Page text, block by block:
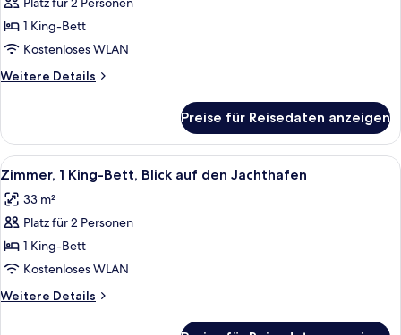
Bett,
Hafenblick
1 King-Bett
Kostenloses WLAN
Weitere Details
Weitere
1 King-
Bett,
Hafenblick
Preise für Reisedaten anzeigen
Alle
Fotos
für
Zimmer,
1 King-
Bett,
Blick
auf
Ein Hotelzimmer mit einem großen
4
Zimmer, 1 King-Bett, Blick auf den Jachthafen
33 m²
Platz für 2 Personen
1 King-Bett
Kostenloses WLAN
Weitere Details
Weitere